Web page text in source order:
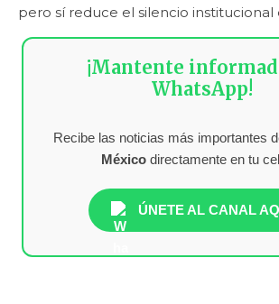
pero sí reduce el silencio institucional
¡Mantente
WhatsApp!
Recibe las noticias más importantes
Méxicodirectamente en tu
ÚNETE AL CANAL